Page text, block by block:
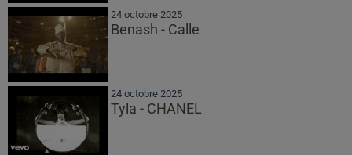
24 octobre 2025
Benash - Calle
24 octobre 2025
Tyla - CHANEL